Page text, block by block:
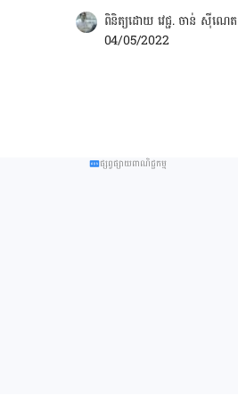
ពិនិត្យដោយ វេជ្ជ. ចាន់ ស៊ីណេត
04/05/2022
ផ្សព្វផ្សាយពាណិជ្ជកម្ម